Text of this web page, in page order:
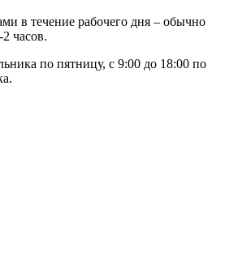
в течение рабочего дня – обычно
часов.
по пятницу, с 9:00 до 18:00 по